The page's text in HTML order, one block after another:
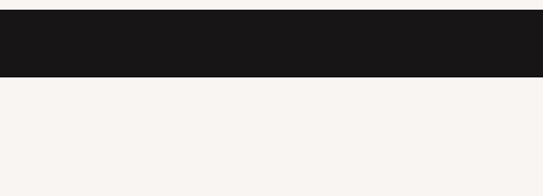
más rápido para WordPress